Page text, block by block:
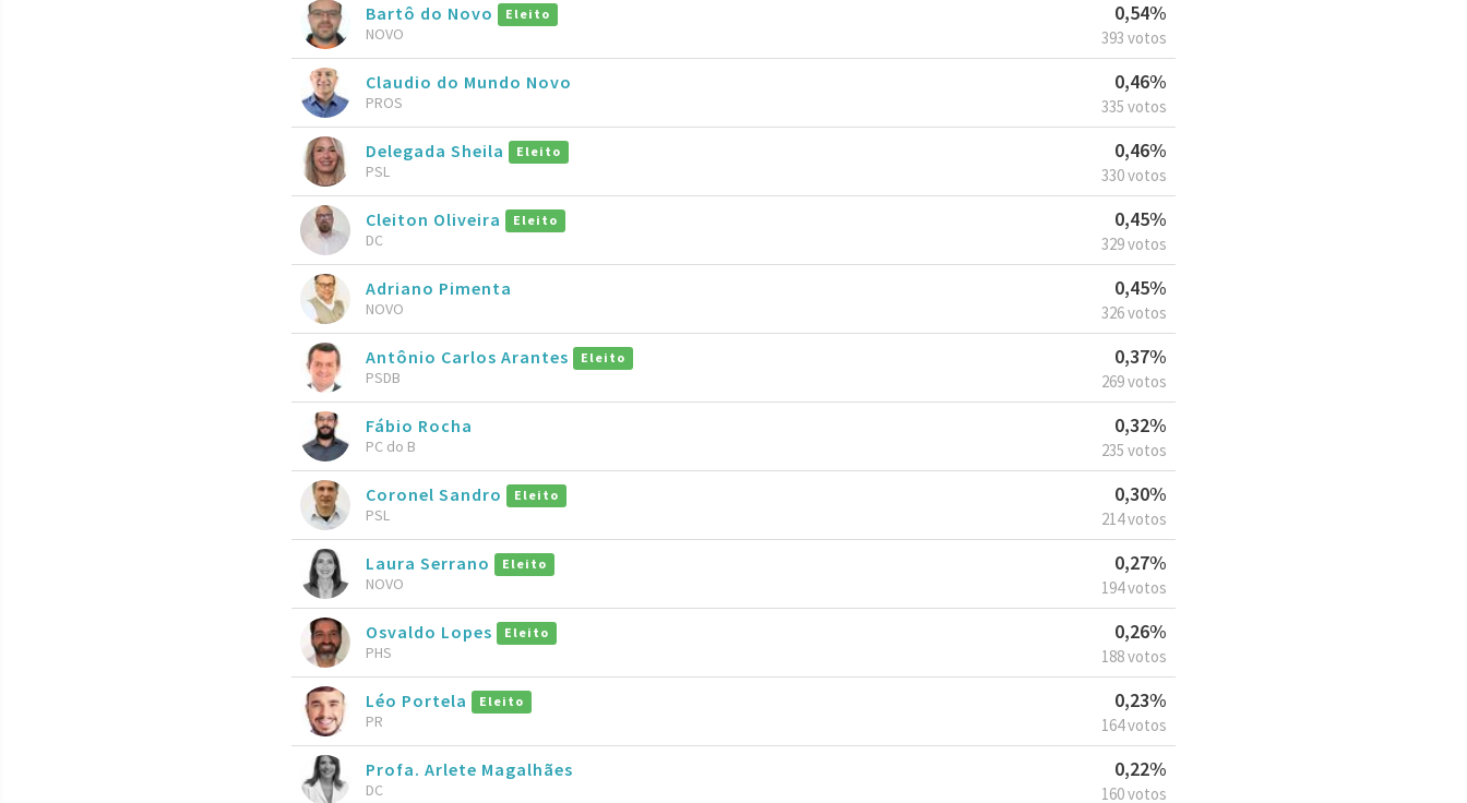
Bartô do Novo Eleito
NOVO
0,54%
393 votos
Claudio do Mundo Novo
PROS
0,46%
335 votos
Delegada Sheila Eleito
PSL
0,46%
330 votos
Cleiton Oliveira Eleito
DC
0,45%
329 votos
Adriano Pimenta
NOVO
0,45%
326 votos
Antônio Carlos Arantes Eleito
PSDB
0,37%
269 votos
Fábio Rocha
PC do B
0,32%
235 votos
Coronel Sandro Eleito
PSL
0,30%
214 votos
Laura Serrano Eleito
NOVO
0,27%
194 votos
Osvaldo Lopes Eleito
PHS
0,26%
188 votos
Léo Portela Eleito
PR
0,23%
164 votos
Profa. Arlete Magalhães
DC
0,22%
160 votos